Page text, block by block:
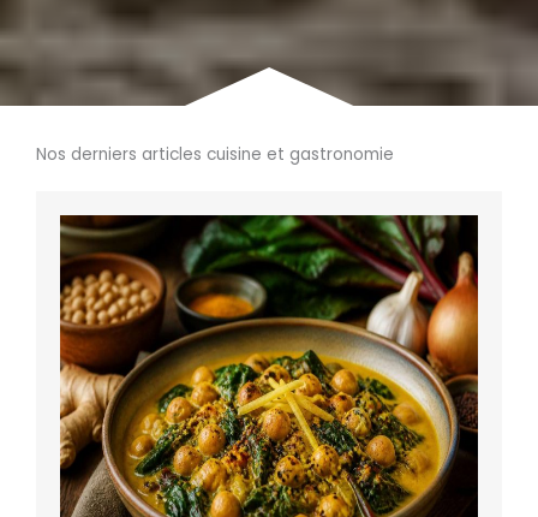
Nos derniers articles cuisine et gastronomie